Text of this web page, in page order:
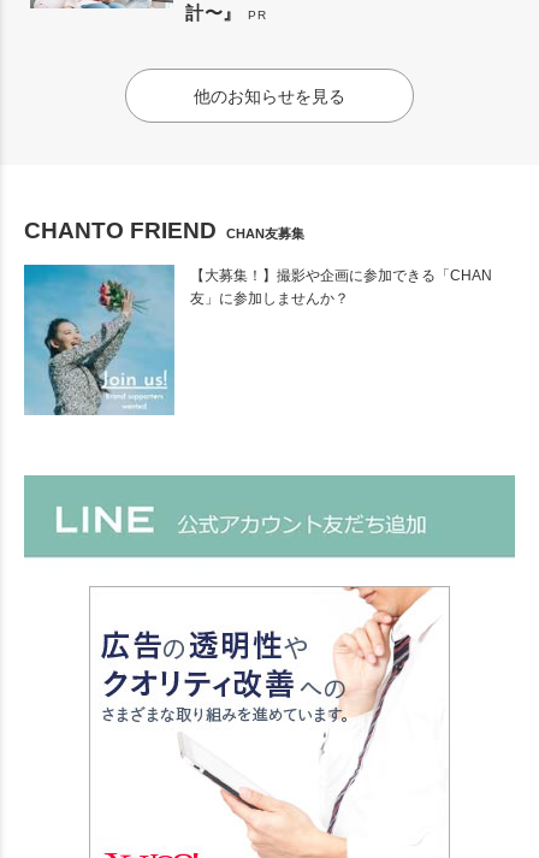
計〜』
PR
他のお知らせを見る
CHANTO FRIEND CHAN友募集
【大募集！】撮影や企画に参加できる「CHAN
友」に参加しませんか？